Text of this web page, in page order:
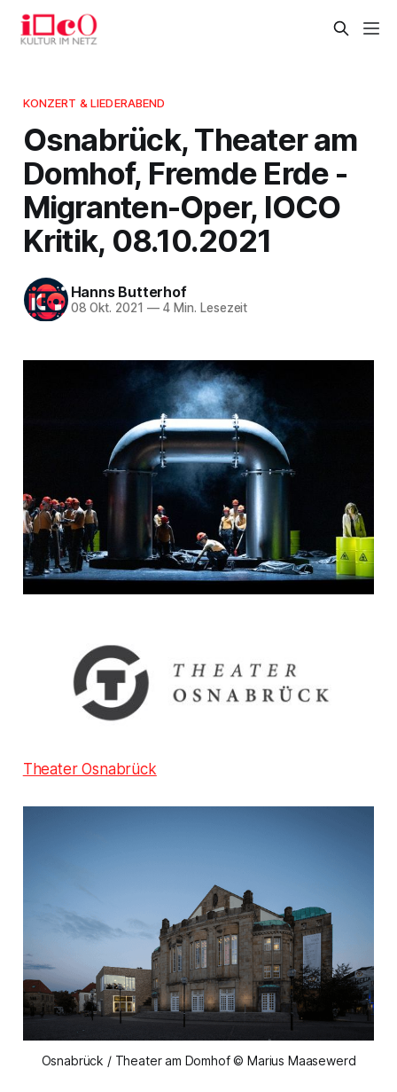
KONZERT & LIEDERABEND
Osnabrück, Theater am
Domhof, Fremde Erde -
Migranten-Oper, IOCO
Kritik, 08.10.2021
Hanns Butterhof
08 Okt. 2021 —4 Min. Lesezeit
Theater Osnabrück
Osnabrück / Theater am Domhof © Marius Maasewerd